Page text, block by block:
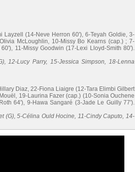
(14-Neve Herron 60'), 6-Teyah Goldie, 3-
McLoughlin, 10-Missy Bo Kearns (cap.) ; 7-
11-Missy Goodwin (17-Lexi Lloyd-Smith 80').
12-Lucy Parry, 15-Jessica Simpson, 18-Lenna
Diaz, 22-Fiona Liaigre (12-Tara Elimbi Gilbert
19-Laurina Fazer (cap.) (10-Sonia Ouchene
64'), 9-Hawa Sangaré (3-Jade Le Guilly 77').
(G), 5-Célina Ould Hocine, 11-Cindy Caputo, 14-